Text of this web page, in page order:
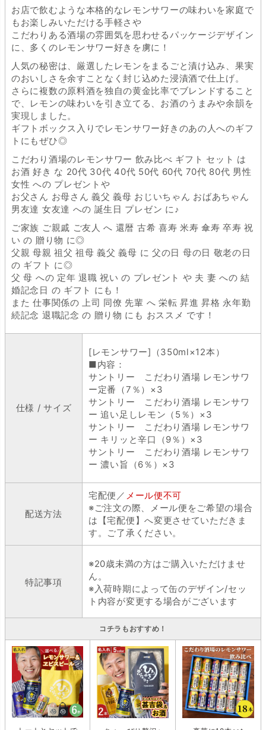
お店で飲むような本格的なレモンサワーの味わいを家庭で
もお楽しみいただける手軽さや
こだわりある酒場の雰囲気を思わせるパッケージデザイン
に、多くのレモンサワー好きを虜に！
人気の秘密は、厳選したレモンをまるごと漬け込み、果実
のおいしさを余すことなく封じ込めた浸漬酒で仕上げ。
さらに複数の原料酒を独自の黄金比率でブレンドすること
で、レモンの味わいを引き立てる、お酒のうまみや余韻を
実現しました。
ギフトボックス入りでレモンサワー好きのあの人へのギフ
トにもぜひ◎
こだわり酒場のレモンサワー 飲み比べ ギフト セット は
お酒 好き な 20代 30代 40代 50代 60代 70代 80代 男性
女性 への プレゼントや
お父さん お母さん 義父 義母 おじいちゃん おばあちゃん
男友達 女友達 への 誕生日 プレゼン に♪
ご家族 ご親戚 ご友人 へ 還暦 古希 喜寿 米寿 傘寿 卒寿 祝
い の 贈り物 に◎
父親 母親 祖父 祖母 義父 義母 に 父の日 母の日 敬老の日
の ギフト に◎
父 母 への 定年 退職 祝い の プレゼント や 夫 妻 への 結
婚記念日 の ギフト にも！
また 仕事関係の 上司 同僚 先輩 へ 栄転 昇進 昇格 永年勤
続記念 退職記念 の 贈り物 にも おススメ です！
仕様 / サイズ
[レモンサワー]（350ml×12本）
■内容：
サントリー こだわり酒場 レモンサワ
ー定番（7％）×3
サントリー こだわり酒場 レモンサワ
ー 追い足しレモン（5％）×3
サントリー こだわり酒場 レモンサワ
ー キリッと辛口（9％）×3
サントリー こだわり酒場 レモンサワ
ー 濃い旨（6％）×3
配送方法
宅配便／ メール便不可
※ご注文の際、メール便をご希望の場合
は【宅配便】へ変更させていただきま
す。ご了承ください。
特記事項
※20歳未満の方はご購入いただけませ
ん。
※入荷時期によって缶のデザイン/セッ
ト内容が変更する場合がございます
コチラもおすすめ！